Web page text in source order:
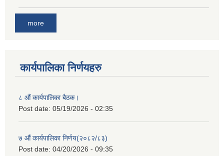
more
कार्यपालिका निर्णयहरु
८ औं कार्यपालिका बैठक।
Post date: 05/19/2026 - 02:35
७ औं कार्यपालिका निर्णय(२०८२/८३)
Post date: 04/20/2026 - 09:35